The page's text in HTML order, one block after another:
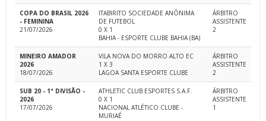
COPA DO BRASIL 2026
- FEMININA
21/07/2026
ITABIRITO SOCIEDADE ANÔNIMA
DE FUTEBOL
0 X 1
BAHIA - ESPORTE CLUBE BAHIA (BA)
ÁRBITRO
ASSISTENTE
2
MINEIRO AMADOR
2026
18/07/2026
VILA NOVA DO MORRO ALTO EC
1 X 3
LAGOA SANTA ESPORTE CLUBE
ÁRBITRO
ASSISTENTE
2
SUB 20 - 1ª DIVISÃO -
2026
17/07/2026
ATHLETIC CLUB ESPORTES S.A.F.
0 X 1
NACIONAL ATLÉTICO CLUBE -
MURIAÉ
ÁRBITRO
ASSISTENTE
1